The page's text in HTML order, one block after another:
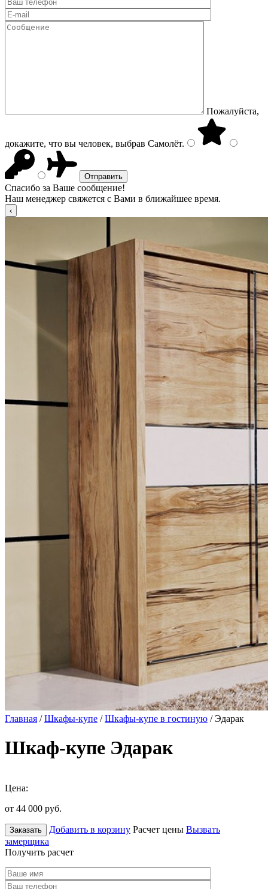
Пожалуйста,
докажите, что вы человек, выбрав Самолёт.
Спасибо за Ваше сообщение!
Наш менеджер свяжется с Вами в ближайшее время.
Главная /Шкафы-купе /Шкафы-купе в гостиную / Эдарак
Шкаф-купе Эдарак
Цена:
от 44 000 руб.
Заказать Добавить в корзину Расчет цены Вызвать
замерщика
Получить расчет